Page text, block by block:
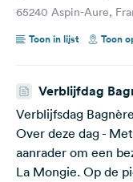
65240 Aspin-Aure,
Toon in lijst
Toon
Verblijfdag
Verblijfsdag
Over deze dag -
aanrader om een
La Mongie. Op de